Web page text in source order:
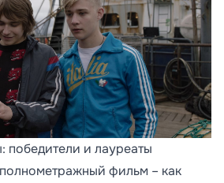
победители и лауреаты
фильм – как